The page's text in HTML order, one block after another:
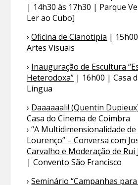
| 14h30 às 17h30 | Parque
Ler ao Cubo]
›Oficina de Cianotipia |
Artes Visuais
› Inauguração de Escultura
Heterodoxa” | 16h00 | Casa
Língua
› Daaaaaali! (Quentin
Casa do Cinema de Coimbra
› “A Multidimensionalidade de
Lourenço” – Conversa com
Carvalho e Moderação de Rui
| Convento São Francisco
›Seminário “Campanhas